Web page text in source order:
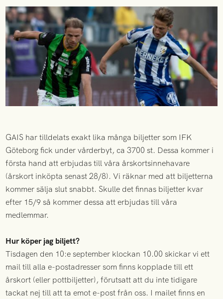
GAIS har tilldelats exakt lika många biljetter som IFK
Göteborg fick under vårderbyt, ca 3700 st. Dessa kommer i
första hand att erbjudas till våra årskortsinnehavare
(årskort inköpta senast 28/8). Vi räknar med att biljetterna
kommer sälja slut snabbt. Skulle det finnas biljetter kvar
efter 15/9 så kommer dessa att erbjudas till våra
medlemmar.
Hur köper jag biljett?
Tisdagen den 10:e september klockan 10.00 skickar vi ett
mail till alla e-postadresser som finns kopplade till ett
årskort (eller pottbiljetter), förutsatt att du inte tidigare
tackat nej till att ta emot e-post från oss. I mailet finns en